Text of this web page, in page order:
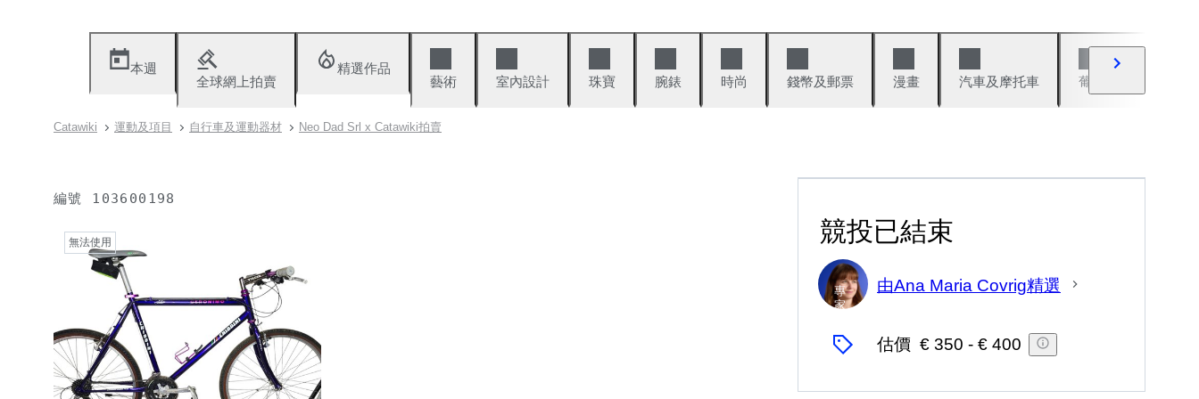
本週
全球網上拍賣
精選作品
藝術
室內設計 珠寶 腕錶 時尚 錢幣及郵票 漫畫 汽車及摩托車 葡萄酒與烈酒
Catawiki 運動及項目 自行車及運動器材 Neo Dad Srl x Catawiki拍賣
編號 103600198
無法使用 競投已結束
專
家
由Ana Maria Covrig精選
估價 € 350 - € 400